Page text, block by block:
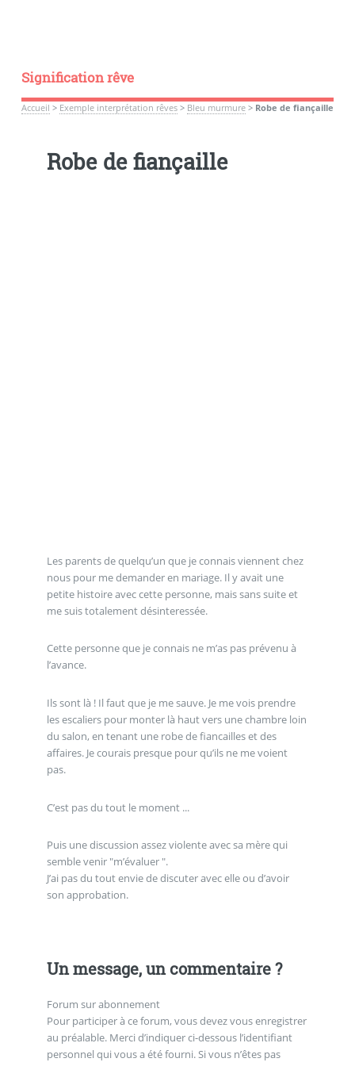
Signification rêve
Accueil > Exemple interprétation rêves> Bleu murmure> Robe de fiançaille
Robe de fiançaille
Les parents de quelqu’un que je connais viennent chez
nous pour me demander en mariage. Il y avait une
petite histoire avec cette personne, mais sans suite et
me suis totalement désinteressée.
Cette personne que je connais ne m’as pas prévenu à
l’avance.
Ils sont là ! Il faut que je me sauve. Je me vois prendre
les escaliers pour monter là haut vers une chambre loin
du salon, en tenant une robe de fiancailles et des
affaires. Je courais presque pour qu’ils ne me voient
pas.
C’est pas du tout le moment ...
Puis une discussion assez violente avec sa mère qui
semble venir "m’évaluer ".
J’ai pas du tout envie de discuter avec elle ou d’avoir
son approbation.
Un message, un commentaire ?
Forum sur abonnement
Pour participer à ce forum, vous devez vous enregistrer
au préalable. Merci d’indiquer ci-dessous l’identifiant
personnel qui vous a été fourni. Si vous n’êtes pas